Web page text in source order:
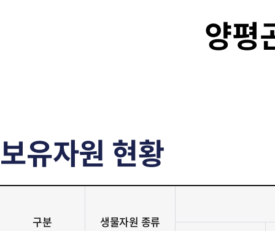
양평
보유자원 현황
구분
생물자원 종류